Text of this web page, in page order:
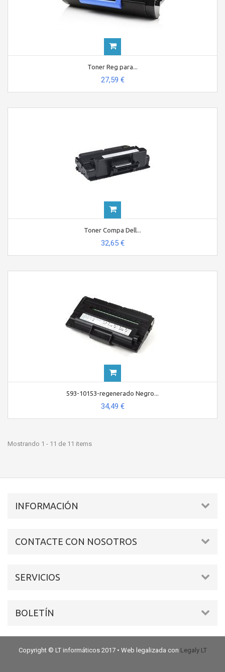
Toner Reg para...
27,59 €
Toner Compa Dell...
32,65 €
593-10153-regenerado Negro...
34,49 €
Mostrando 1 - 11 de 11 items
INFORMACIÓN
CONTACTE CON NOSOTROS
SERVICIOS
BOLETÍN
Copyright © LT informáticos 2017 • Web legalizada con Legaly LT